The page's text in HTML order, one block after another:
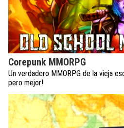
Corepunk MMORPG
Un verdadero MMORPG de la vieja
pero mejor!